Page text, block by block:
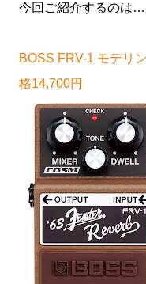
今回ご紹介するのは…
BOSS FRV-1 モデリ
格14,700円